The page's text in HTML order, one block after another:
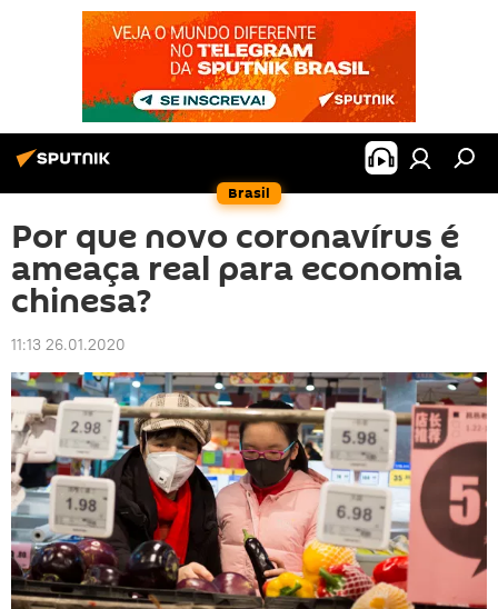
Brasil
Por que novo coronavírus é
ameaça real para economia
chinesa?
11:13 26.01.2020